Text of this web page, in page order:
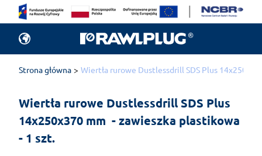
Strona główna Wiertła rurowe Dustlessdrill SDS Plus
Wiertła rurowe Dustlessdrill SDS Plus
14x250x370 mm  - zawieszka plastikowa
- 1 szt.